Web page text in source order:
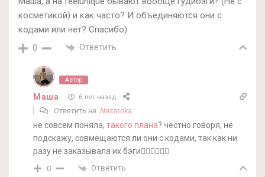
косметикой) и как часто? И объединяются они с
кодами или нет? Спасибо)
0 Ответить
Автор
Маша 6 лет назад
Ответить на Nastenka
не совсем поняла, такого плана? честно говоря, не
подскажу, совмещаются ли они с кодами, так как ни
разу не заказывала их бэги🤷‍♀️🤷‍♀️🤷‍♀️
0 Ответить